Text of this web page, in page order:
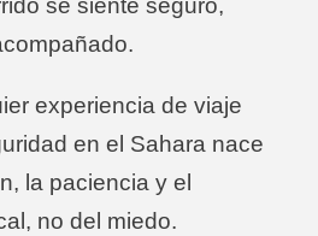
se siente seguro,
experiencia de viaje
en el Sahara nace
la paciencia y el
no del miedo.